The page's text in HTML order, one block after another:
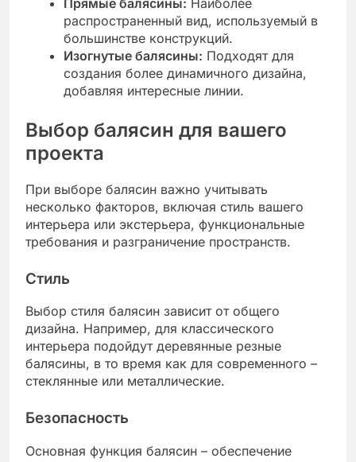
распространенный вид, используемый в
большинстве конструкций.
Изогнутые балясины: Подходят для
создания более динамичного дизайна,
добавляя интересные линии.
Выбор балясин для вашего
проекта
При выборе балясин важно учитывать
несколько факторов, включая стиль вашего
интерьера или экстерьера, функциональные
требования и разграничение пространств.
Стиль
Выбор стиля балясин зависит от общего
дизайна. Например, для классического
интерьера подойдут деревянные резные
балясины, в то время как для современного –
стеклянные или металлические.
Безопасность
Основная функция балясин – обеспечение